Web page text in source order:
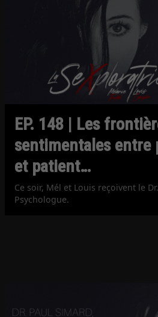
EP. 148 | Les
sentimentales entre
et patient…
Ce soir, Mél et Louis reçoivent le
Psychologue.